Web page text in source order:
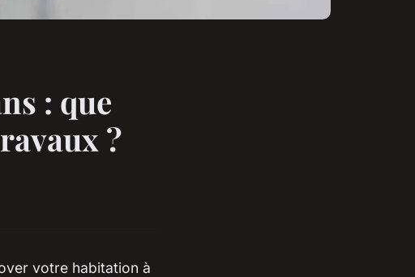
: que
?
votre habitation à